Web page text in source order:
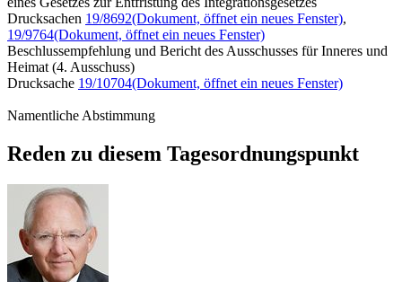
Drucksachen 19/8692(Dokument, öffnet ein neues Fenster),
19/9764(Dokument, öffnet ein neues Fenster)
Beschlussempfehlung und Bericht des Ausschusses für Inneres und
Heimat (4. Ausschuss)
Drucksache 19/10704(Dokument, öffnet ein neues Fenster)
Namentliche Abstimmung
Reden zu diesem Tagesordnungspunkt